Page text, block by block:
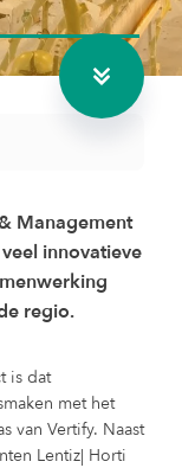
Management
innovatieve
regio.
is dat
met het
van Vertify. Naast
Lentiz| Horti